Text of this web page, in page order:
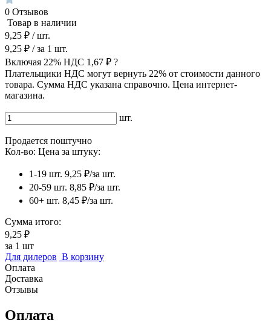
0 Отзывов
Товар в наличии
9,25 ₽ / шт.
9,25 ₽ / за 1 шт.
Включая 22% НДС 1,67 ₽ ?
Плательщики НДС могут вернуть 22% от стоимости данного
товара. Сумма НДС указана справочно. Цена интернет-
магазина.
шт.
Продается поштучно
Кол-во: Цена за штуку:
1-19 шт. 9,25 ₽/за шт.
20-59 шт. 8,85 ₽/за шт.
60+ шт. 8,45 ₽/за шт.
Сумма итого:
9,25 ₽
за 1 шт
Для дилеров В корзину
Оплата
Доставка
Отзывы
Оплата